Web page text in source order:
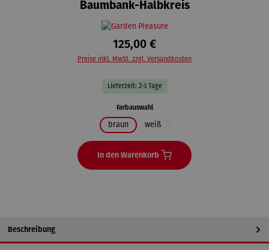
Baumbank-Halbkreis
125,00 €
Preise inkl. MwSt. zzgl. Versandkosten
Lieferzeit: 2-3 Tage
Farbauswahlauswählen
braun weiß
In den Warenkorb
Beschreibung